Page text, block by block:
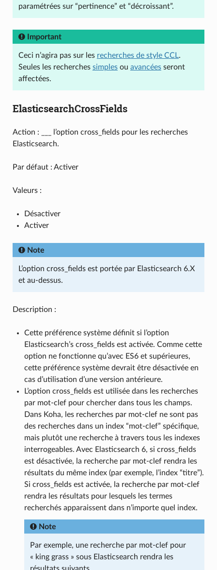
paramétrées sur “pertinence” et “décroissant”.
Important
Ceci n’agira pas sur les recherches de style CCL.
Seules les recherches simplesou avancéesseront
affectées.
ElasticsearchCrossFields
Action : ___ l’option cross_fields pour les recherches
Elasticsearch.
Par défaut : Activer
Valeurs :
Désactiver
Activer
Note
L’option cross_fields est portée par Elasticsearch 6.X
et au-dessus.
Description :
Cette préférence système définit si l’option
Elasticsearch’s cross_fields est activée. Comme cette
option ne fonctionne qu’avec ES6 et supérieures,
cette préférence système devrait être désactivée en
cas d’utilisation d’une version antérieure.
L’option cross_fields est utilisée dans les recherches
par mot-clef pour chercher dans tous les champs.
Dans Koha, les recherches par mot-clef ne sont pas
des recherches dans un index “mot-clef” spécifique,
mais plutôt une recherche à travers tous les indexes
interrogeables. Avec Elasticsearch 6, si cross_fields
est désactivée, la recherche par mot-clef rendra les
résultats du même index (par exemple, l’index “titre”).
Si cross_fields est activée, la recherche par mot-clef
rendra les résultats pour lesquels les termes
recherchés apparaissent dans n’importe quel index.
Note
Par exemple, une recherche par mot-clef pour
« king grass » sous Elasticsearch rendra les